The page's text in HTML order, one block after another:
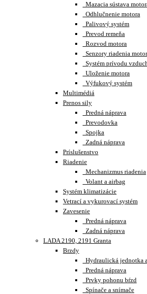
Mazacia sústava
Odhlučnenie motora
Palivový systém
Prevod remeňa
Rozvod motora
Senzory riadenia
Systém prívodu
Uloženie motora
Výfukový systém
Multimédiá
Prenos sily
Predná náprava
Prevodovka
Spojka
Zadná náprava
Príslušenstvo
Riadenie
Mechanizmus riadenia
Volant a airbag
Systém klimatizácie
Vetrací a vykurovací systém
Zavesenie
Predná náprava
Zadná náprava
LADA 2190, 2191 Granta
Brzdy
Hydraulická jednotka
Predná náprava
Prvky pohonu bŕzd
Spínače a snímače